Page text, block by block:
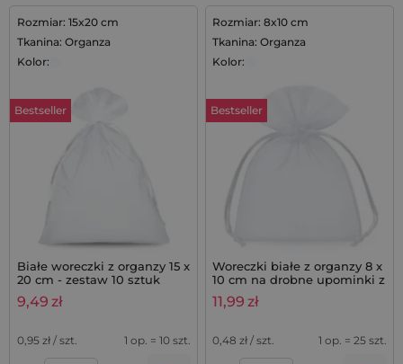
Rozmiar: 15x20 cm
Tkanina: Organza
Kolor:
Bestseller
Białe woreczki z organzy 15 x
20 cm - zestaw 10 sztuk
9,49 zł
0,95 zł / szt. 1 op. = 10 szt.
Rozmiar: 8x10 cm
Tkanina: Organza
Kolor:
Bestseller
Woreczki białe z organzy 8 x
10 cm na drobne upominki z
lawendą - 25 szt.
11,99 zł
0,48 zł / szt. 1 op. = 25 szt.